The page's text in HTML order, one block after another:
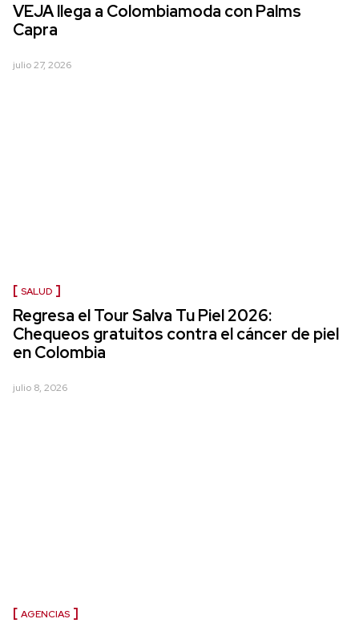
VEJA llega a Colombiamoda con Palms
Capra
julio 27, 2026
SALUD
Regresa el Tour Salva Tu Piel 2026:
Chequeos gratuitos contra el cáncer de piel
en Colombia
julio 8, 2026
AGENCIAS